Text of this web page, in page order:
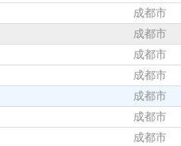
成都市
成都市
成都市
成都市
成都市
成都市
成都市